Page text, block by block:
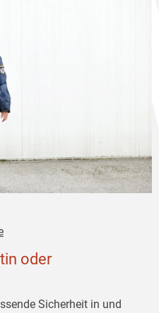
oder
Sicherheit in und